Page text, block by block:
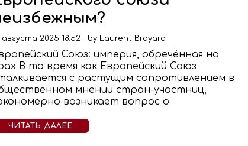
августа 2025 18:52 by Laurent Brayard
Союз: империя, обречённая на
В то время как Европейский Союз
с растущим сопротивлением в
мнении стран-участниц,
возникает вопрос о
ЧИТАТЬ ДАЛЕЕ